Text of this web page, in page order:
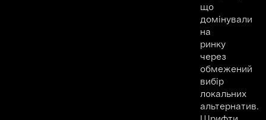
що
домінували
на
ринку
через
обмежений
вибір
локальних
альтернатив.